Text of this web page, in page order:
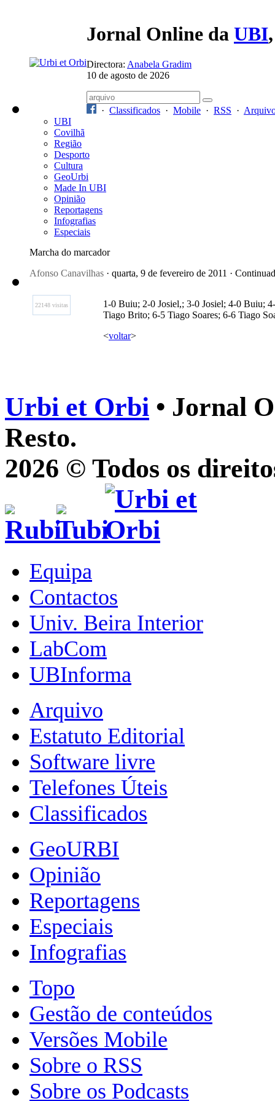
Jornal Online da UBI
Directora: Anabela Gradim
10 de agosto de 2026
· Classificados · Mobile · RSS ·
UBI
Covilhã
Região
Desporto
Cultura
GeoUrbi
Made In UBI
Opinião
Reportagens
Infografias
Especiais
Marcha do marcador
Afonso Canavilhas · quarta, 9 de fevereiro de 2011 ·
22148 visitas
1-0 Buiu; 2-0 Josiel,; 3-0 Josiel; 4-0 Buiu;
Tiago Brito; 6-5 Tiago Soares; 6-6 Tiago
<voltar>
Urbi et Orbi • Jornal
Resto.
2026 © Todos os
Equipa
Contactos
Univ. Beira Interior
LabCom
UBInforma
Arquivo
Estatuto Editorial
Software livre
Telefones Úteis
Classificados
GeoURBI
Opinião
Reportagens
Especiais
Infografias
Topo
Gestão de conteúdos
Versões Mobile
Sobre o RSS
Sobre os Podcasts